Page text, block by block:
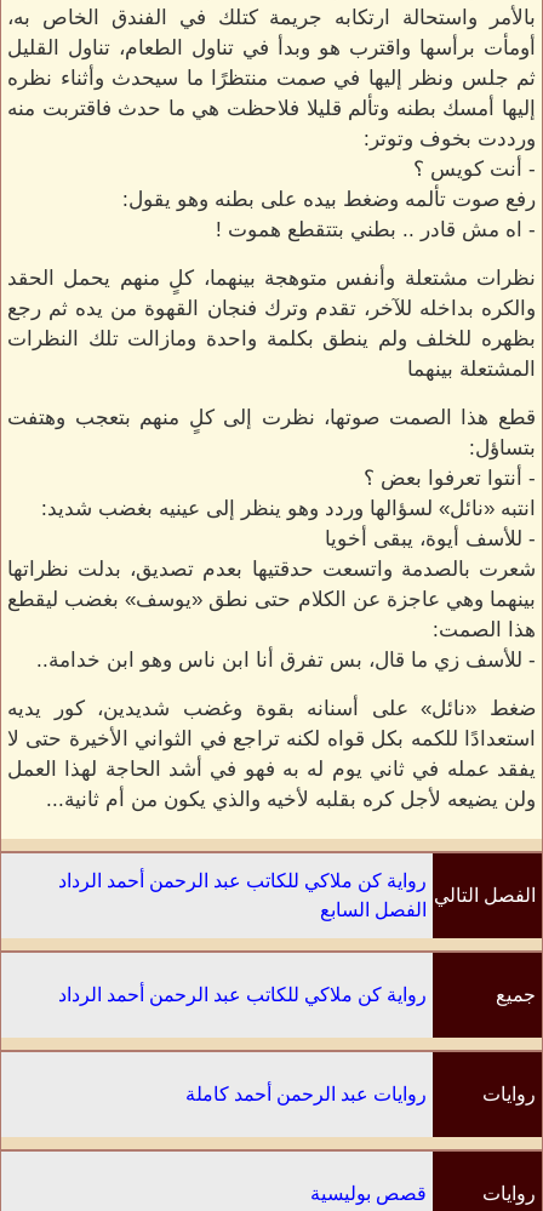
بالأمر واستحالة ارتكابه جريمة كتلك في الفندق الخاص به،
أومأت برأسها واقترب هو وبدأ في تناول الطعام، تناول القليل
ثم جلس ونظر إليها في صمت منتظرًا ما سيحدث وأثناء نظره
إليها أمسك بطنه وتألم قليلا فلاحظت هي ما حدث فاقتربت منه
ورددت بخوف وتوتر:
- أنت كويس ؟
رفع صوت تألمه وضغط بيده على بطنه وهو يقول:
- اه مش قادر .. بطني بتتقطع هموت !
نظرات مشتعلة وأنفس متوهجة بينهما، كلٍ منهم يحمل الحقد
والكره بداخله للآخر، تقدم وترك فنجان القهوة من يده ثم رجع
بظهره للخلف ولم ينطق بكلمة واحدة ومازالت تلك النظرات
المشتعلة بينهما
قطع هذا الصمت صوتها، نظرت إلى كلٍ منهم بتعجب وهتفت
بتساؤل:
- أنتوا تعرفوا بعض ؟
انتبه «نائل» لسؤالها وردد وهو ينظر إلى عينيه بغضب شديد:
- للأسف أيوة، يبقى أخويا
شعرت بالصدمة واتسعت حدقتيها بعدم تصديق، بدلت نظراتها
بينهما وهي عاجزة عن الكلام حتى نطق «يوسف» بغضب ليقطع
هذا الصمت:
- للأسف زي ما قال، بس تفرق أنا ابن ناس وهو ابن خدامة..
ضغط «نائل» على أسنانه بقوة وغضب شديدين، كور يديه
استعدادًا للكمه بكل قواه لكنه تراجع في الثواني الأخيرة حتى لا
يفقد عمله في ثاني يوم له به فهو في أشد الحاجة لهذا العمل
ولن يضيعه لأجل كره بقلبه لأخيه والذي يكون من أم ثانية...
الفصل التالي
رواية كن ملاكي للكاتب عبد الرحمن أحمد الرداد
الفصل السابع
جميع رواية كن ملاكي للكاتب عبد الرحمن أحمد الرداد
روايات روايات عبد الرحمن أحمد كاملة
روايات قصص بوليسية